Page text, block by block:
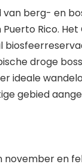
berg- en
Rico.
droge
ideale
gebied
november en